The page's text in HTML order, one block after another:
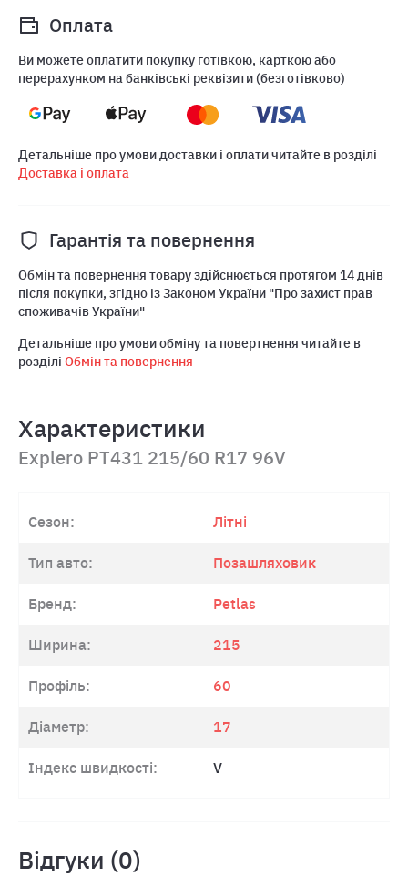
Оплата
Ви можете оплатити покупку готівкою, карткою або
перерахунком на банківські реквізити (безготівково)
Детальніше про умови доставки і оплати читайте в розділі
Доставка і оплата
Гарантія та повернення
Обмін та повернення товару здійснюється протягом 14 днів
після покупки, згідно із Законом України "Про захист прав
споживачів України"
Детальніше про умови обміну та повертнення читайте в
розділі Обмін та повернення
Характеристики
Explero PT431 215/60 R17 96V
Сезон: Літні
Тип авто: Позашляховик
Бренд: Petlas
Ширина: 215
Профіль: 60
Діаметр: 17
Індекс швидкості: V
Відгуки (0)